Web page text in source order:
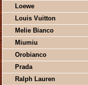
Loewe
Louis Vuitton
Melie Bianco
Miumiu
Orobianco
Prada
Ralph Lauren